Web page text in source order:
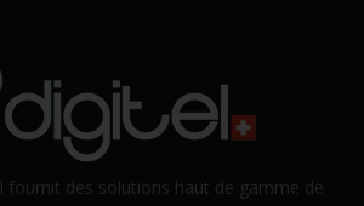
fournit des solutions haut de gamme de